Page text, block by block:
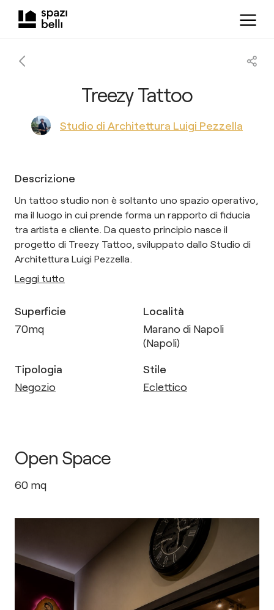
Treezy Tattoo
Studio di Architettura Luigi Pezzella
Descrizione
Un tattoo studio non è soltanto uno spazio operativo,
ma il luogo in cui prende forma un rapporto di fiducia
tra artista e cliente. Da questo principio nasce il
progetto di Treezy Tattoo, sviluppato dallo Studio di
Architettura Luigi Pezzella.
Leggi tutto
Superficie
70mq
Località
Marano di Napoli
(Napoli)
Tipologia
Negozio
Stile
Eclettico
Open Space
60 mq